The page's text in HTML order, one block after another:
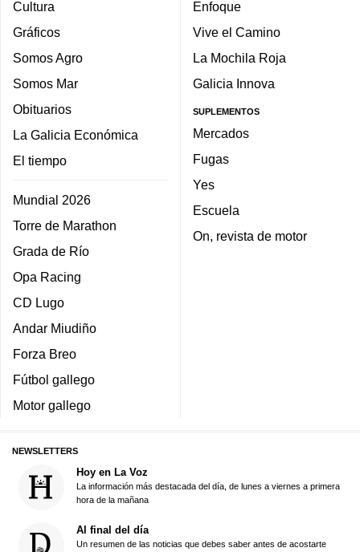
Cultura
Gráficos
Somos Agro
Somos Mar
Obituarios
La Galicia Económica
El tiempo
Mundial 2026
Torre de Marathon
Grada de Río
Opa Racing
CD Lugo
Andar Miudiño
Forza Breo
Fútbol gallego
Motor gallego
Enfoque
Vive el Camino
La Mochila Roja
Galicia Innova
SUPLEMENTOS
Mercados
Fugas
Yes
Escuela
On, revista de motor
NEWSLETTERS
Hoy en La Voz
La información más destacada del día, de lunes a viernes a primera
hora de la mañana
Al final del día
Un resumen de las noticias que debes saber antes de acostarte